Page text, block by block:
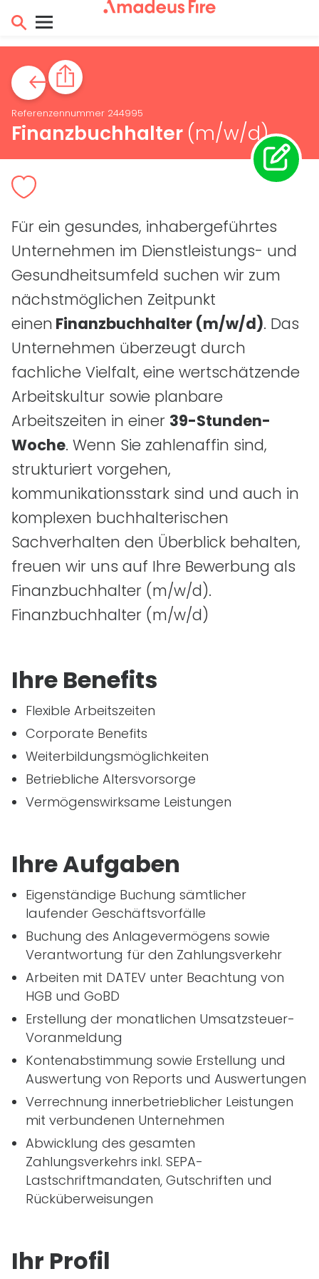
Referenzennummer 244995
Finanzbuchhalter (m/w/d)
Für ein gesundes, inhabergeführtes
Unternehmen im Dienstleistungs- und
Gesundheitsumfeld suchen wir zum
nächstmöglichen Zeitpunkt
einen Finanzbuchhalter (m/w/d). Das
Unternehmen überzeugt durch
fachliche Vielfalt, eine wertschätzende
Arbeitskultur sowie planbare
Arbeitszeiten in einer 39-Stunden-
Woche. Wenn Sie zahlenaffin sind,
strukturiert vorgehen,
kommunikationsstark sind und auch in
komplexen buchhalterischen
Sachverhalten den Überblick behalten,
freuen wir uns auf Ihre Bewerbung als
Finanzbuchhalter (m/w/d).
Finanzbuchhalter (m/w/d)
Ihre Benefits
Flexible Arbeitszeiten
Corporate Benefits
Weiterbildungsmöglichkeiten
Betriebliche Altersvorsorge
Vermögenswirksame Leistungen
Ihre Aufgaben
Eigenständige Buchung sämtlicher
laufender Geschäftsvorfälle
Buchung des Anlagevermögens sowie
Verantwortung für den Zahlungsverkehr
Arbeiten mit DATEV unter Beachtung von
HGB und GoBD
Erstellung der monatlichen Umsatzsteuer-
Voranmeldung
Kontenabstimmung sowie Erstellung und
Auswertung von Reports und Auswertungen
Verrechnung innerbetrieblicher Leistungen
mit verbundenen Unternehmen
Abwicklung des gesamten
Zahlungsverkehrs inkl. SEPA-
Lastschriftmandaten, Gutschriften und
Rücküberweisungen
Ihr Profil